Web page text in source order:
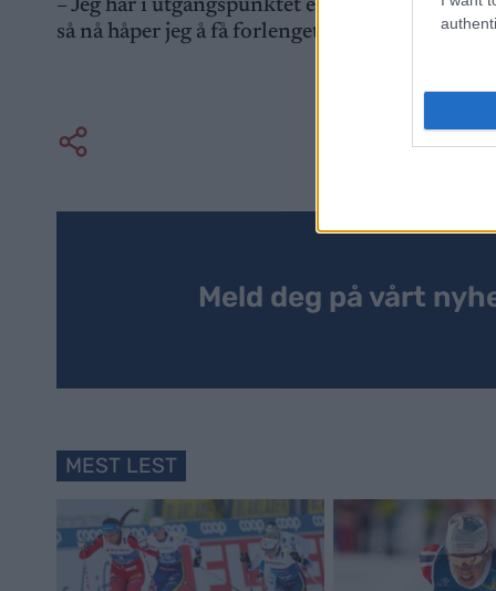
– Jeg har i utgangspunktet en kontrakt ut
så nå håper jeg å få forlenget den.
Meld deg på vårt
MEST LEST